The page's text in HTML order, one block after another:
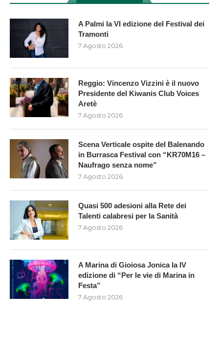
A Palmi la VI edizione del Festival dei
Tramonti
7 Agosto 2026
Reggio: Vincenzo Vizzini è il nuovo
Presidente del Kiwanis Club Voices
Aretè
7 Agosto 2026
Scena Verticale ospite del Balenando
in Burrasca Festival con “KR70M16 –
Naufrago senza nome”
7 Agosto 2026
Quasi 500 adesioni alla Rete dei
Talenti calabresi per la Sanità
7 Agosto 2026
A Marina di Gioiosa Jonica la IV
edizione di “Per le vie di Marina in
Festa”
7 Agosto 2026